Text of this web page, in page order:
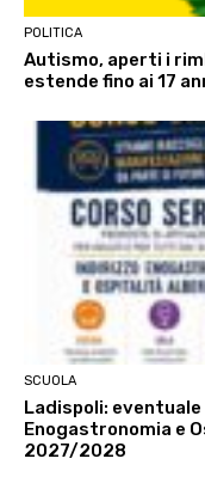
POLITICA
Autismo, aperti i
estende fino ai 17
SCUOLA
Ladispoli:
Enogastronomia e
2027/2028